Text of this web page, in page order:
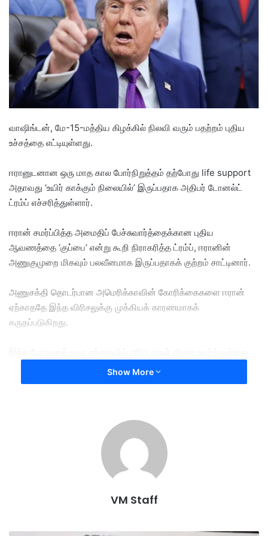
a
n
e
m
i
l
வாஷிங்டன், மே-15-மத்திய கிழக்கில் நிலவி வரும் பதற்றம் புதிய
உச்சத்தை எட்டியுள்ளது.
ஈரானுடனான ஒரு மாத கால போர்நிறுத்தம் தற்போது life support
அதாவது ‘உயிர் காக்கும் நிலையில்’ இருப்பதாக அதிபர் டோனல்ட்
ட்ரம்ப் எச்சரித்துள்ளார்.
ஈரான் சமர்ப்பித்த அமைதிப் பேச்சுவார்த்தைக்கான புதிய
ஆவணத்தை ‘குப்பை’ என்று கூறி நிராகரித்த ட்ரம்ப், ஈரானின்
அணுகுமுறை மிகவும் பலவீனமாக இருப்பதாகக் குற்றம் சாட்டினார்.
அணுசக்தி தொடர்பான அமெரிக்காவின் கோரிக்கைகளை ஈரான்
ஏற்காததே இந்த விரிசலுக்கு முக்கியக் காரணமாகக்
கருதப்படுகிறது.
Hormuz நீரிணையை ஈரான் முடக்கி வைத்துள்ள நிலையில்,
இதன் பாதிப்பை குறைக்க, கூட்டரசு எரிவாயு வரியை தற்காலிகமாக
நீக்க ட்ரம்ப் பரிந்துரைத்துள்ளார்.
அதிபர் சீ சின் பிங்கைச் சந்திக்க ட்ரம்ப் திட்டமிட்டுள்ளார்.
இரு தரப்புமே பிடிவாதம் காட்டுவதால் போர்நிறுத்தம் நீடிக்க வெறும்
Show More
VM Staff